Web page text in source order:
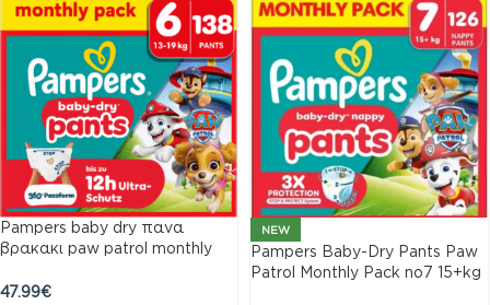
Pampers baby dry πανα
βρακακι paw patrol monthly
47.99€
NEW
Pampers Baby-Dry Pants Paw
Patrol Monthly Pack no7 15+kg